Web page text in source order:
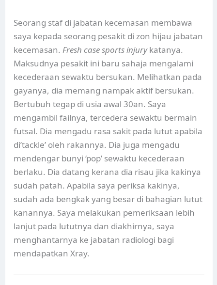
Seorang staf di jabatan kecemasan membawa
saya kepada seorang pesakit di zon hijau jabatan
kecemasan.Fresh case sports injurykatanya.
Maksudnya pesakit ini baru sahaja mengalami
kecederaan sewaktu bersukan. Melihatkan pada
gayanya, dia memang nampak aktif bersukan.
Bertubuh tegap di usia awal 30an. Saya
mengambil failnya, tercedera sewaktu bermain
futsal. Dia mengadu rasa sakit pada lutut apabila
di’tackle’ oleh rakannya. Dia juga mengadu
mendengar bunyi ‘pop’ sewaktu kecederaan
berlaku. Dia datang kerana dia risau jika kakinya
sudah patah. Apabila saya periksa kakinya,
sudah ada bengkak yang besar di bahagian lutut
kanannya. Saya melakukan pemeriksaan lebih
lanjut pada lututnya dan diakhirnya, saya
menghantarnya ke jabatan radiologi bagi
mendapatkan Xray.